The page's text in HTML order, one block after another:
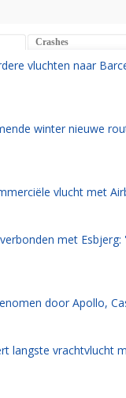
Crashes
vluchten naar
winter nieuwe
vlucht met
met Esbjerg:
door Apollo,
langste vrachtvlucht